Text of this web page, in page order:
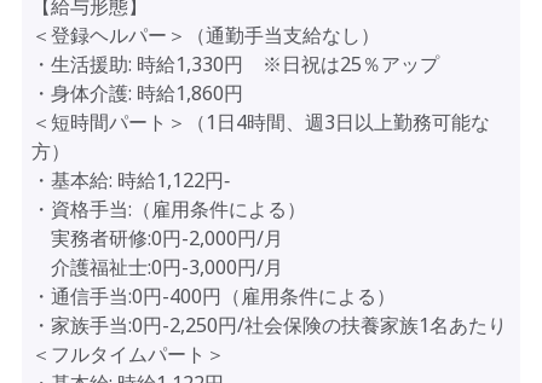
【給与形態】
＜登録ヘルパー＞（通勤手当支給なし）
・生活援助: 時給1,330円 ※日祝は25％アップ
・身体介護: 時給1,860円
＜短時間パート＞（1日4時間、週3日以上勤務可能な
方）
・基本給: 時給1,122円‐
・資格手当:（雇用条件による）
実務者研修:0円-2,000円/月
介護福祉士:0円-3,000円/月
・通信手当:0円-400円（雇用条件による）
・家族手当:0円-2,250円/社会保険の扶養家族1名あたり
＜フルタイムパート＞